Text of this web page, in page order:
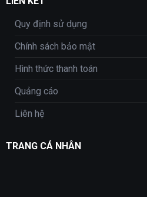
Quy định sử dụng
Chính sách bảo mật
Hình thức thanh toán
Quảng cáo
Liên hệ
TRANG CÁ NHÂN